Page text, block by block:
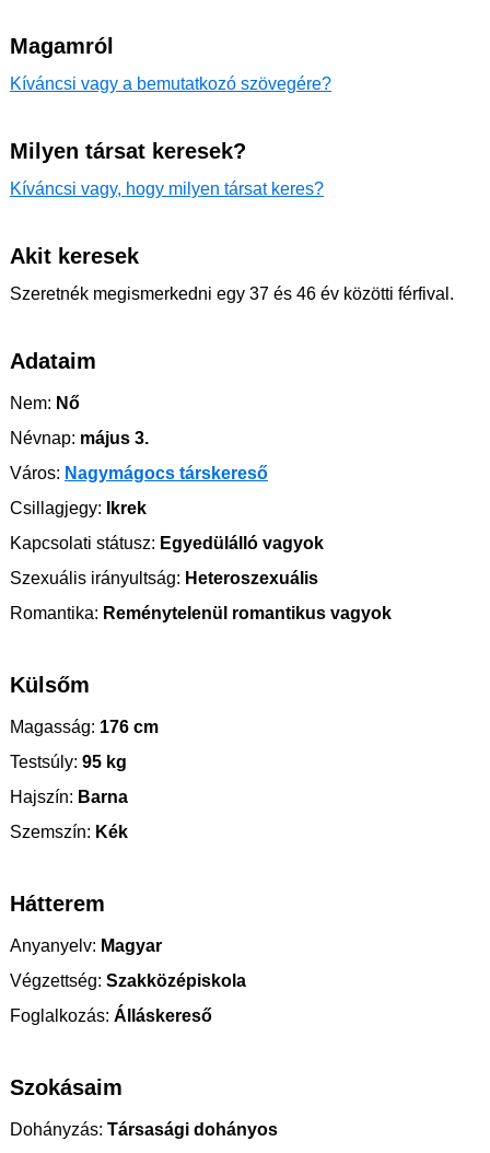
Magamról
Kíváncsi vagy a bemutatkozó szövegére?
Milyen társat keresek?
Kíváncsi vagy, hogy milyen társat keres?
Akit keresek
Szeretnék megismerkedni egy 37 és 46 év közötti férfival.
Adataim
Nem: Nő
Névnap: május 3.
Város: Nagymágocs társkereső
Csillagjegy: Ikrek
Kapcsolati státusz: Egyedülálló vagyok
Szexuális irányultság: Heteroszexuális
Romantika: Reménytelenül romantikus vagyok
Külsőm
Magasság: 176 cm
Testsúly: 95 kg
Hajszín: Barna
Szemszín: Kék
Hátterem
Anyanyelv: Magyar
Végzettség: Szakközépiskola
Foglalkozás: Álláskereső
Szokásaim
Dohányzás: Társasági dohányos